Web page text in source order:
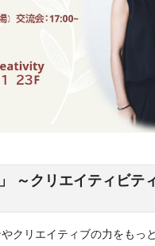
～クリエイティビテ
リエイティブの力をもっ